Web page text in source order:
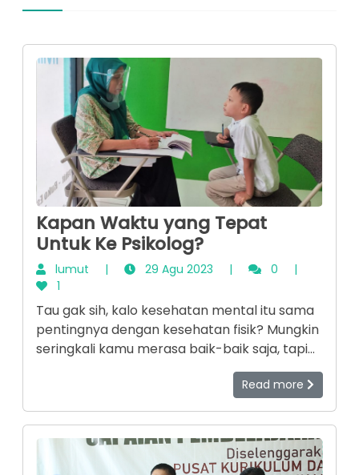
Kapan Waktu yang Tepat
Untuk Ke Psikolog?
lumut | 29 Agu 2023 | 0
|
1
Tau gak sih, kalo kesehatan mental itu sama
pentingnya dengan kesehatan fisik? Mungkin
seringkali kamu merasa baik-baik saja, tapi
tanpa kamu sadari bisa saja sebenarnya
kamu butuh bantuan tenaga profesional
loohhh. Nah, tenaga profesional itu adalah
psikolog atau psikiater. Yuuk kita simak
beberapa hal yang menandakan kamu perlu
ke tenaga profesional.
Read more